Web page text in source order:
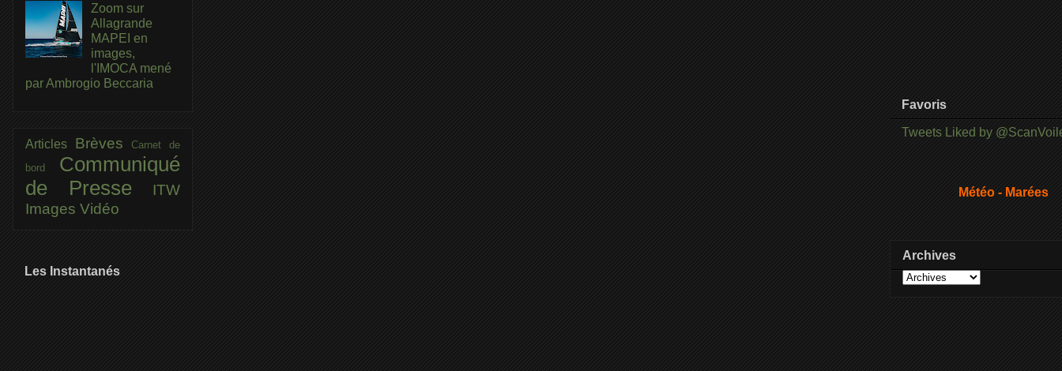
Zoom sur
Allagrande
MAPEI en
images,
l'IMOCA mené
par Ambrogio Beccaria
Articles BrèvesCarnet de
bord Communiqué
de Presse
ITW
Images Vidéo
Les Instantanés
Favoris
Tweets Liked by
Météo - Marées
Archives